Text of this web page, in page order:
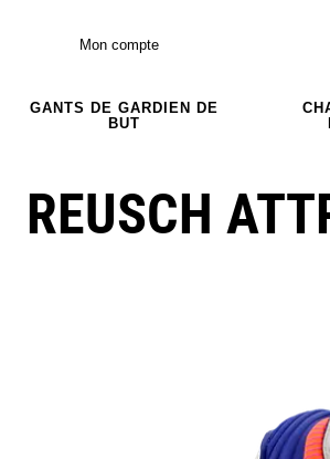
Mon compte
GANTS DE GARDIEN DE
BUT
REUSCH